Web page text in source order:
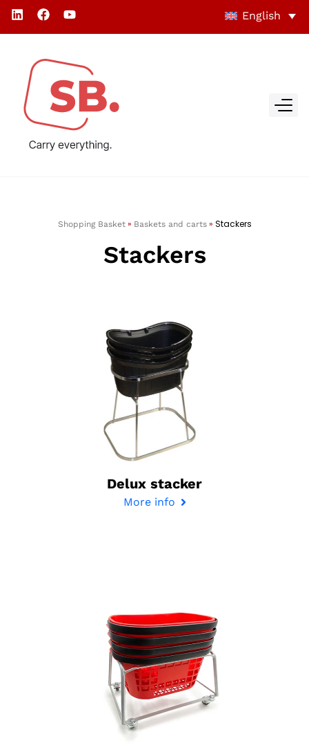
English
Shopping Basket» Baskets and carts» Stackers
Stackers
Delux stacker
More info